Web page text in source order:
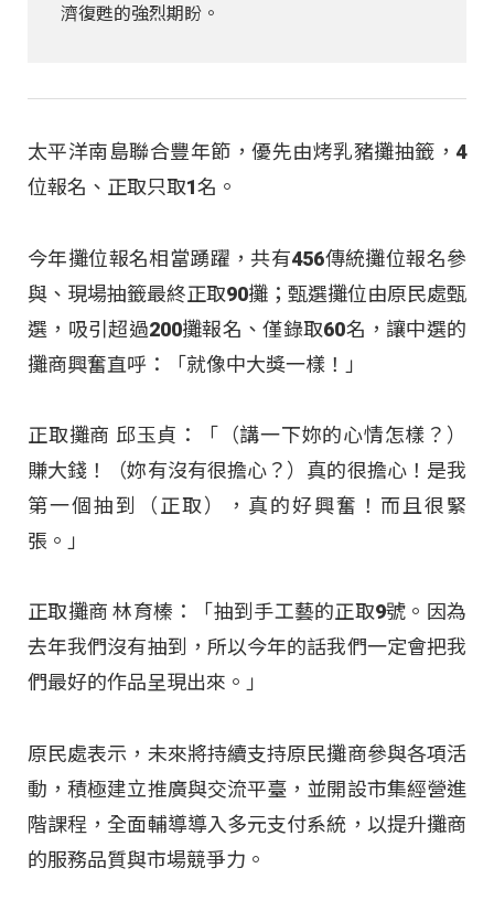
濟復甦的強烈期盼。
太平洋南島聯合豐年節，優先由烤乳豬攤抽籤，4
位報名、正取只取1名。
今年攤位報名相當踴躍，共有456傳統攤位報名參
與、現場抽籤最終正取90攤；甄選攤位由原民處甄
選，吸引超過200攤報名、僅錄取60名，讓中選的
攤商興奮直呼：「就像中大獎一樣！」
正取攤商 邱玉貞：「（講一下妳的心情怎樣？）
賺大錢！（妳有沒有很擔心？）真的很擔心！是我
第一個抽到（正取），真的好興奮！而且很緊
張。」
正取攤商 林育榛：「抽到手工藝的正取9號。因為
去年我們沒有抽到，所以今年的話我們一定會把我
們最好的作品呈現出來。」
原民處表示，未來將持續支持原民攤商參與各項活
動，積極建立推廣與交流平臺，並開設市集經營進
階課程，全面輔導導入多元支付系統，以提升攤商
的服務品質與市場競爭力。